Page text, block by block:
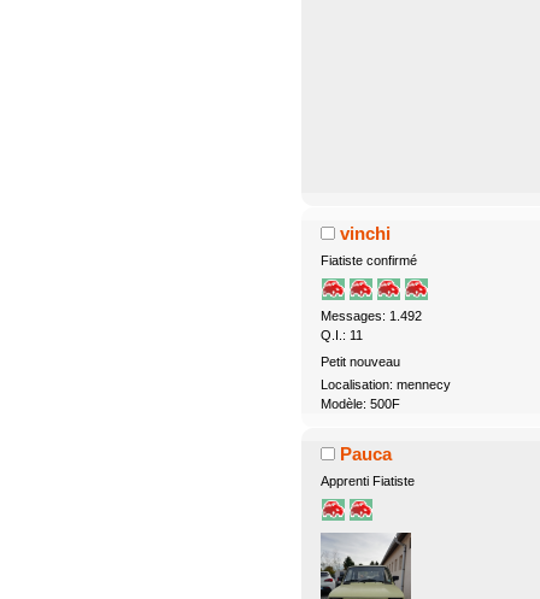
vinchi
Fiatiste confirmé
Messages: 1.492
Q.I.: 11
Petit nouveau
Localisation: mennecy
Modèle: 500F
Pauca
Apprenti Fiatiste